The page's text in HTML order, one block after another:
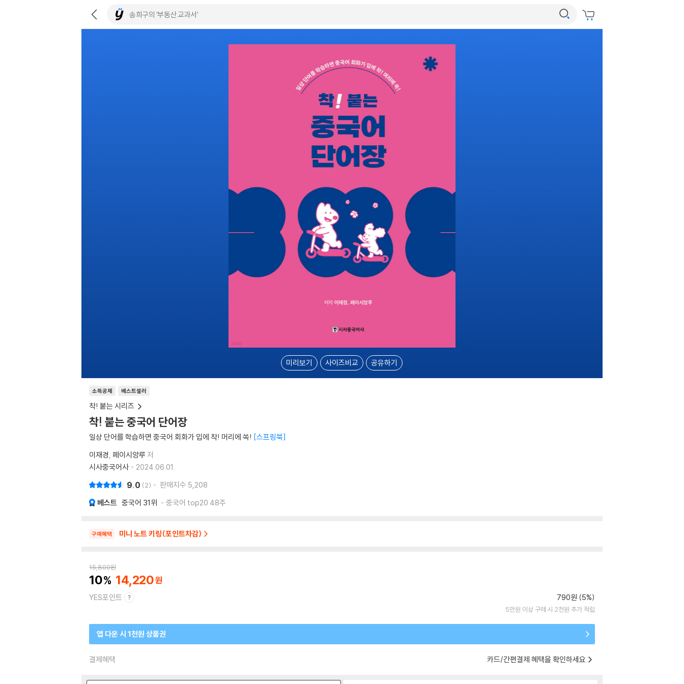
미리보기 사이즈비교 공유하기
소득공제 베스트셀러
착! 붙는 시리즈
착! 붙는 중국어 단어장
일상 단어를 학습하면 중국어 회화가 입에 착! 머리에 쏙! 스프링북
이재경 페이시앙루 저
시사중국어사
2024.06.01.
9.0 2 판매지수 5,208
베스트 중국어 31위 중국어 top20 48주
구매혜택 미니 노트 키링(포인트차감)
15,800원
10 14,220
YES포인트 790원 (5%)
5만원 이상 구매 시 2천원 추가 적립
앱 다운 시 1천원 상품권
결제혜택 카드/간편결제 혜택을 확인하세요